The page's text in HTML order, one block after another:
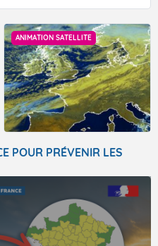
ANIMATION SATELLITE
POUR PRÉVENIR LES